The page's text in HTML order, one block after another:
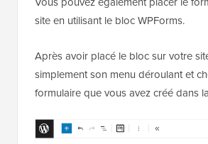
site en utilisant le bloc WPForms.
Après avoir placé le bloc sur votre
simplement son menu déroulant et
formulaire que vous avez créé dans